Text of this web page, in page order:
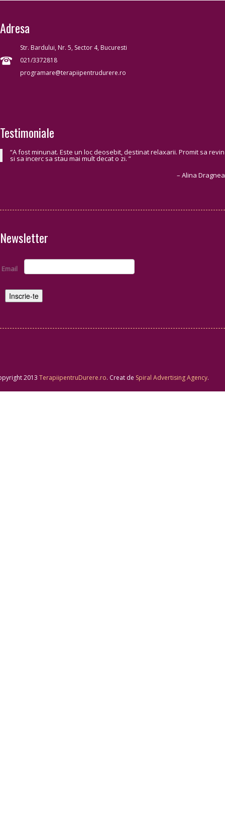
Adresa
Str. Bardului, Nr. 5, Sector 4, Bucuresti
021/3372818
programare@terapiipentrudurere.ro
Testimoniale
A fost minunat. Este un loc deosebit, destinat relaxarii. Promit sa revin
si sa incerc sa stau mai mult decat o zi.
Alina Dragnea
Newsletter
Email
2013 TerapiipentruDurere.ro. Creat de Spiral Advertising Agency.